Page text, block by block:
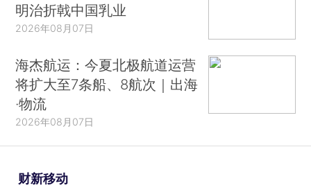
明治折戟中国乳业
2026年08月07日
海杰航运：今夏北极航道运营
将扩大至7条船、8航次｜出海
·物流
2026年08月07日
财新移动